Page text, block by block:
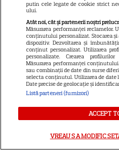
5
6
SERIALE
ajunge
după ce
intre în
trebuia
putin cele legate de cookie strict
ului.
Atât noi, cât și partenerii noștri
Măsurarea performanței reclamelor.
conținutului personalizat. Stocarea
dispozitiv. Dezvoltarea și
conținut personalizat. Utilizarea
personalizate. Crearea
Măsurarea performanței
sau combinații de date din surse
selecta conținutul. Utilizarea de
Date precise de geolocație și
Listă parteneri (furnizori)
ACCEPT
VREAU SA MODIFIC